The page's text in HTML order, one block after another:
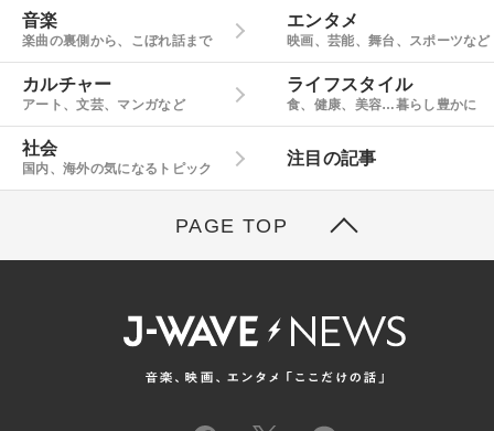
音楽
楽曲の裏側から、こぼれ話まで
エンタメ
映画、芸能、舞台、スポーツなど
カルチャー
アート、文芸、マンガなど
ライフスタイル
食、健康、美容…暮らし豊かに
社会
国内、海外の気になるトピック
注目の記事
PAGE TOP